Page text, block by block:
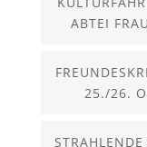
ABTEI
25./26.